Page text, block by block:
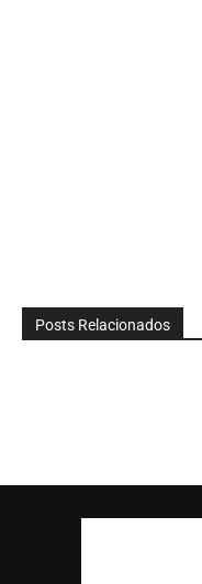
Posts Relacionados